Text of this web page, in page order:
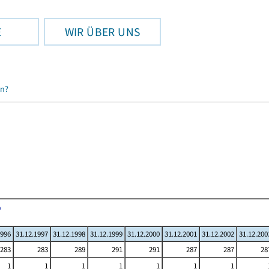
WIR ÜBER UNS
31.12.1997 31.12.1998 31.12.1999 31.12.2000 31.12.2001 31.12.2002
283 283 289 291 291 287 287
1 1 1 1 1 1 1